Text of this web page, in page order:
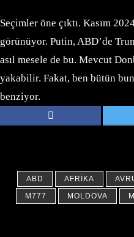
Seçimler öne çıktı. Kasım
görünüyor. Putin, ABD’de
asıl mesele de bu. Mevcut
yakabilir. Fakat, ben bütün
benziyor.
ABD AFRIKA
M777
MOLDOVA